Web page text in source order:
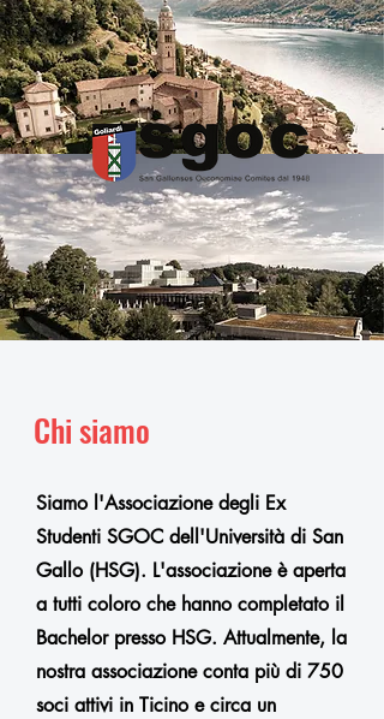
Chisiamo
Siamo l'Associazione degli Ex
Studenti SGOC dell'Università di San
Gallo (HSG). L'associazione è aperta
a tutti coloro che hanno completato il
Bachelor presso HSG. Attualmente, la
nostra associazione conta più di 750
soci attivi in Ticino e circa un